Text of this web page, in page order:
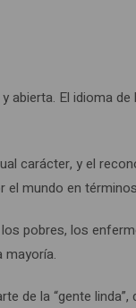
El idioma
carácter, y el
el mundo en
pobres, los
mayoría.
de la “gente